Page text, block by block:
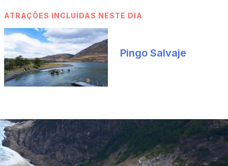
ATRAÇÕES INCLUÍDAS NESTE DIA
Pingo Salvaje